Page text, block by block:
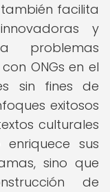
facilita
y
problemas
ONGs en el
sin fines de
exitosos
culturales
sus
sino que
de